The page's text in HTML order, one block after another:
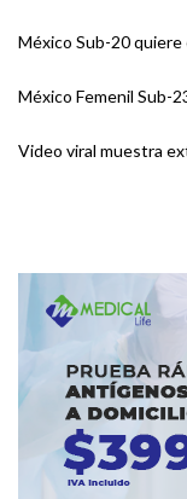
México Sub-20
México Femenil Sub-
Video viral muestra